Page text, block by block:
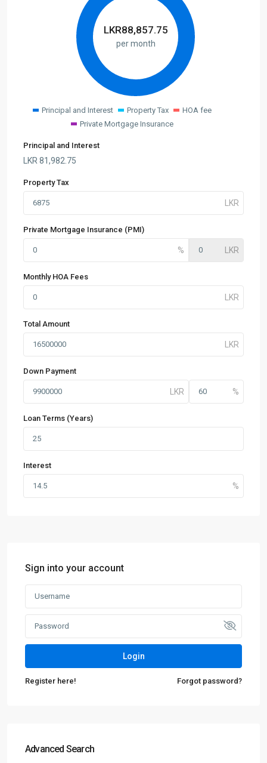
LKR88,857.75
per month
Principal and Interest Property Tax
HOA fee
Private Mortgage Insurance
Principal and Interest
LKR 81,982.75
Property Tax
Private Mortgage Insurance (PMI)
Monthly HOA Fees
Total Amount
Down Payment
Loan Terms (Years)
Interest
Sign into your account
Login
Register here! Forgot password?
Advanced Search